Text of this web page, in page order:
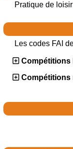
Pratique de
Les codes FAI
Compétitions
Compétitions